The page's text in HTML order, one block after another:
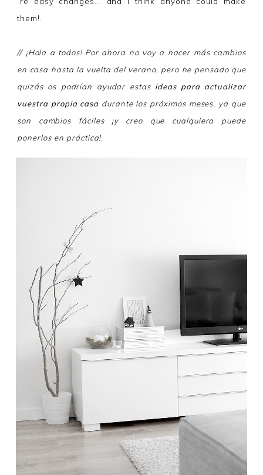
them!.
// ¡Hola a todos! Por ahora no voy a hacer más cambios
en casa hasta la vuelta del verano, pero he pensado que
quizás os podrían ayudar estas ideas para actualizar
vuestra propia casa durante los próximos meses, ya que
son cambios fáciles ¡y creo que cualquiera puede
ponerlos en práctica!.